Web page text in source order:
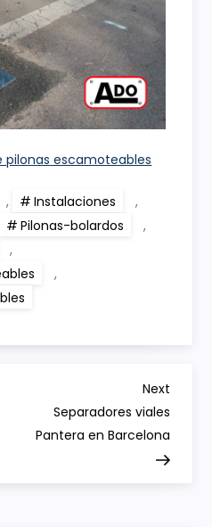
pilonas escamoteables
, Instalaciones
,
Pilonas-bolardos
,
,
,
Next
Post
Next
Separadores viales
Pantera en Barcelona